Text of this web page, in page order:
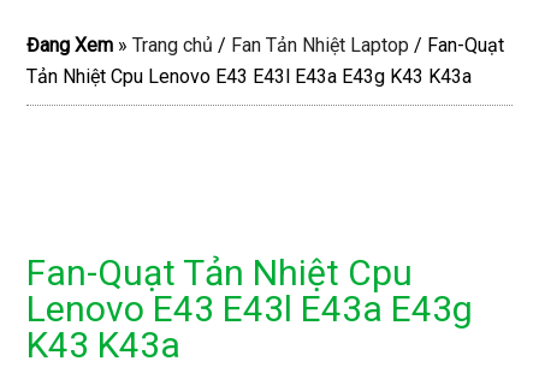
Đang Xem »Trang chủ / Fan Tản Nhiệt Laptop / Fan-Quạt
Tản Nhiệt Cpu Lenovo E43 E43l E43a E43g K43 K43a
Fan-Quạt Tản Nhiệt Cpu
Lenovo E43 E43l E43a E43g
K43 K43a